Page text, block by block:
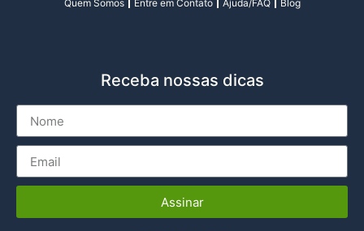
Quem Somos Entre em Contato Ajuda/FAQ Blog
Receba nossas dicas
Assinar